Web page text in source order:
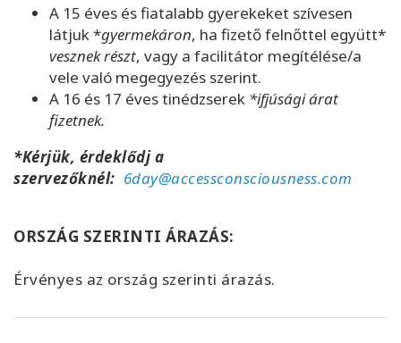
A 15 éves és fiatalabb gyerekeket szívesen
látjuk *gyermekáron, ha fizető felnőttel együtt*
vesznek részt, vagy a facilitátor megítélése/a
vele való megegyezés szerint.
A 16 és 17 éves tinédzserek *ifjúsági árat
fizetnek.
*Kérjük, érdeklődj a
szervezőknél: 6day@accessconsciousness.com
ORSZÁG SZERINTI ÁRAZÁS:
Érvényes az ország szerinti árazás.